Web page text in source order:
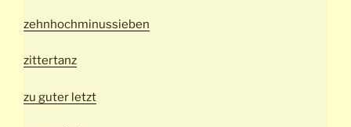
zehnhochminussieben
zittertanz
zu guter letzt